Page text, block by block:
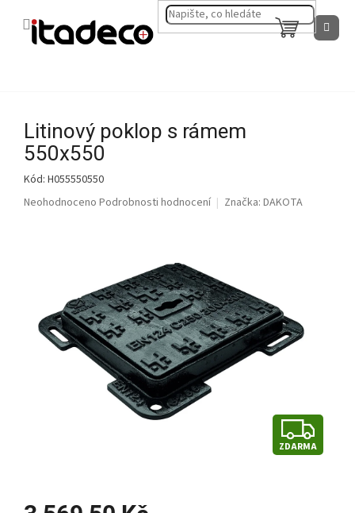
NÁKUPNÍ
KOŠÍK
Litinový poklop s rámem
550x550
Kód: H055550550
Průměrné
hvězdiček.
Neohodnoceno Podrobnosti hodnocení Značka: DAKOTA
Z
D
ZDARMA